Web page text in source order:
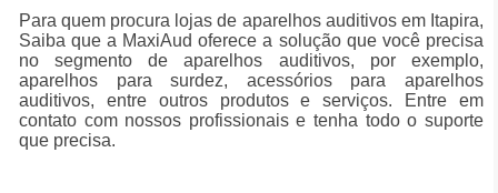
Para quem procura lojas de aparelhos auditivos em Itapira,
Saiba que a MaxiAud oferece a solução que você precisa
no segmento de aparelhos auditivos, por exemplo,
aparelhos para surdez, acessórios para aparelhos
auditivos, entre outros produtos e serviços. Entre em
contato com nossos profissionais e tenha todo o suporte
que precisa.